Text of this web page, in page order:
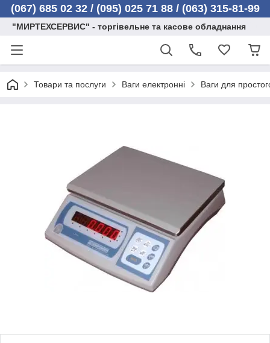
(067) 685 02 32 / (095) 025 71 88 / (063) 315-81-99
"МИРТЕХСЕРВИС" - торгівельне та касове обладнання
Товари та послуги Ваги електронні Ваги для